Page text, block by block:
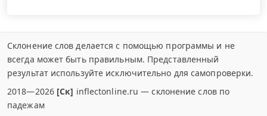
Склонение слов делается с помощью программы и не
всегда может быть правильным. Представленный
результат используйте исключительно для самопроверки.
2018—2026 [Ск] inflectonline.ru — склонение слов по
падежам